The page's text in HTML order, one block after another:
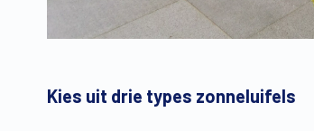
Kies uit drie types zonneluifels